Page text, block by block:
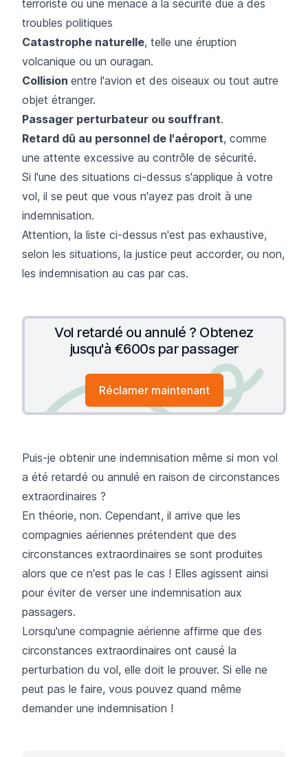
terroriste ou une menace à la sécurité due à des
troubles politiques
Catastrophe naturelle, telle une éruption
volcanique ou un ouragan.
Collision entre l'avion et des oiseaux ou tout autre
objet étranger.
Passager perturbateur ou souffrant.​
Retard dû au personnel de l'aéroport, comme
une attente excessive au contrôle de sécurité.
Si l'une des situations ci-dessus s'applique à votre
vol, il se peut que vous n'ayez pas droit à une
indemnisation.
Attention, la liste ci-dessus n'est pas exhaustive,
selon les situations, la justice peut accorder, ou non,
les indemnisation au cas par cas.
Vol retardé ou annulé ? Obtenez
jusqu'à €600s par passager
Réclamer maintenant
Puis-je obtenir une indemnisation même si mon vol
a été retardé ou annulé en raison de circonstances
extraordinaires ?
En théorie, non. Cependant, il arrive que les
compagnies aériennes prétendent que des
circonstances extraordinaires se sont produites
alors que ce n'est pas le cas ! Elles agissent ainsi
pour éviter de verser une indemnisation aux
passagers.
Lorsqu'une compagnie aérienne affirme que des
circonstances extraordinaires ont causé la
perturbation du vol, elle doit le prouver. Si elle ne
peut pas le faire, vous pouvez quand même
demander une indemnisation !